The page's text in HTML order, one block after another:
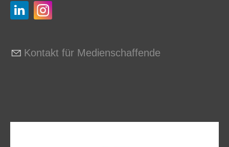
Kontakt für Medienschaffende